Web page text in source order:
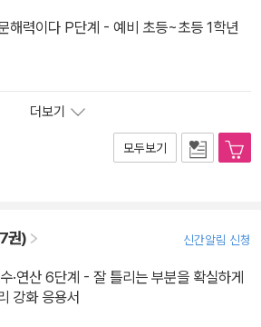
해력이다 P단계 - 예비 초등~초등 1학년
더보기
모두보기
권) 신간알림 신청
·연산 6단계 - 잘 틀리는 부분을 확실하게
강화 응용서